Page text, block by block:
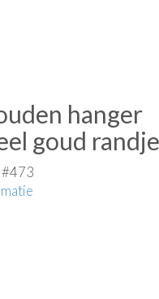
hanger
goud randje